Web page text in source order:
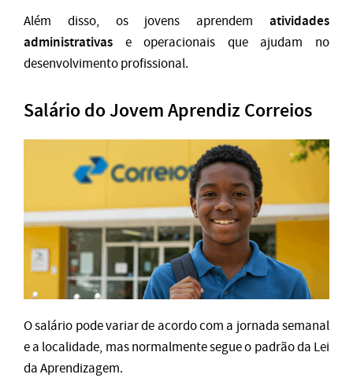
Além disso, os jovens aprendem atividades
administrativas e operacionais que ajudam no
desenvolvimento profissional.
Salário do Jovem Aprendiz Correios
O salário pode variar de acordo com a jornada semanal
e a localidade, mas normalmente segue o padrão da Lei
da Aprendizagem.